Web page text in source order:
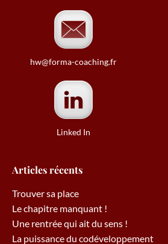
hw@forma-coaching.fr
Linked In
Articles récents
Trouver sa place
Le chapitre manquant !
Une rentrée qui ait du sens !
La puissance du codéveloppement